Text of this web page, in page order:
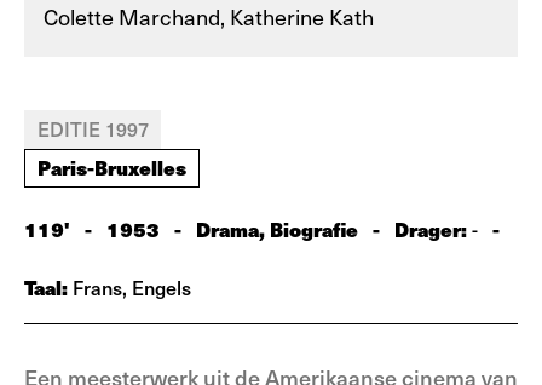
Colette Marchand, Katherine Kath
EDITIE 1997
Paris-Bruxelles
119' - 1953 - Drama, Biografie - Drager:- -
Taal: Frans, Engels
Een meesterwerk uit de Amerikaanse cinema van